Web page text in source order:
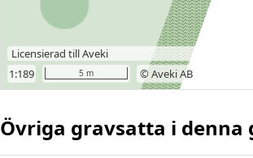
Övriga gravsatta i denna